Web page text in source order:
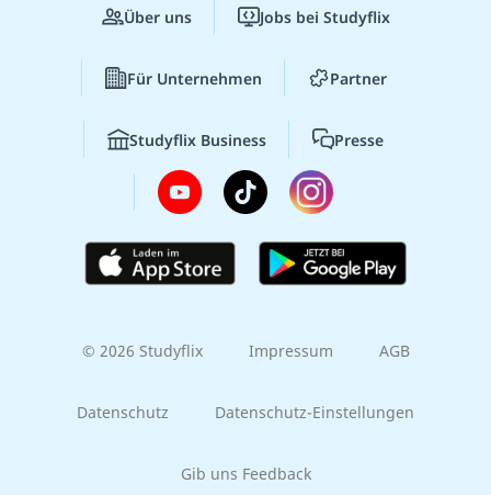
Über uns Jobs bei Studyflix
Für Unternehmen Partner
Studyflix Business Presse
© 2026 Studyflix Impressum AGB
Datenschutz Datenschutz-Einstellungen
Gib uns Feedback